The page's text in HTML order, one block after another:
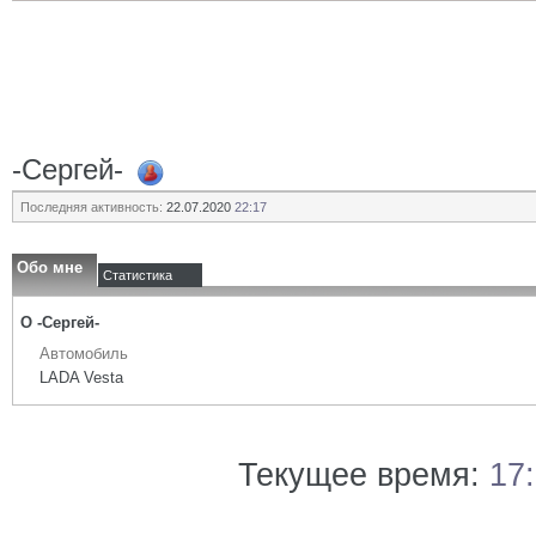
-Сергей-
Последняя активность: 22.07.2020 22:17
Обо мне Статистика
О -Сергей-
Автомобиль
LADA Vesta
Текущее время: